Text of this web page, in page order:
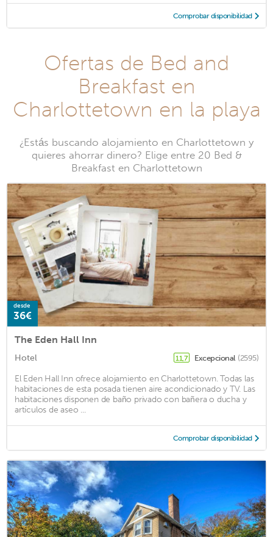
Comprobar disponibilidad
Ofertas de Bed and
Breakfast en
Charlottetown en la playa
¿Estás buscando alojamiento en Charlottetown y
quieres ahorrar dinero? Elige entre 20 Bed &
Breakfast en Charlottetown
desde
36€
The Eden Hall Inn
Hotel 11,7 Excepcional (2595)
El Eden Hall Inn ofrece alojamiento en Charlottetown. Todas las
habitaciones de esta posada tienen aire acondicionado y TV. Las
habitaciones disponen de baño privado con bañera o ducha y
artículos de aseo ...
Comprobar disponibilidad